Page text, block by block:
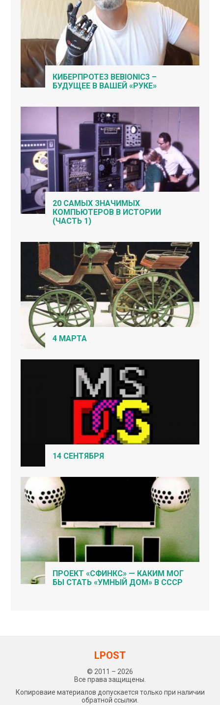
КИБЕРПРОТЕЗ BEBIONIC3 –
БУДУЩЕЕ В ВАШЕЙ «РУКЕ»
20 САМЫХ ЗНАЧИМЫХ
КОМПЬЮТЕРОВ В ИСТОРИИ
(ЧАСТЬ 1)
4 МАРТА
14 СЕНТЯБРЯ
ПРОЕКТ «СФИНКС» — КАКИМ МОГ
БЫ СТАТЬ «УМНЫЙ ДОМ» В СССР
LPOST
© 2011 – 2026
Все права защищены.
Копироваие материалов допускается только при наличии
обратной ссылки.